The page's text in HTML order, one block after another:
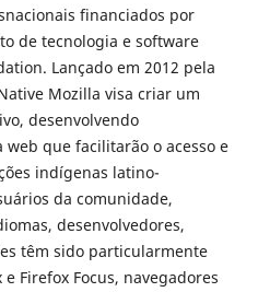
financiados por
de tecnologia e software
Lançado em 2012 pela
Mozilla visa criar um
desenvolvendo
que facilitarão o acesso e
indígenas latino-
da comunidade,
desenvolvedores,
têm sido particularmente
Firefox Focus, navegadores